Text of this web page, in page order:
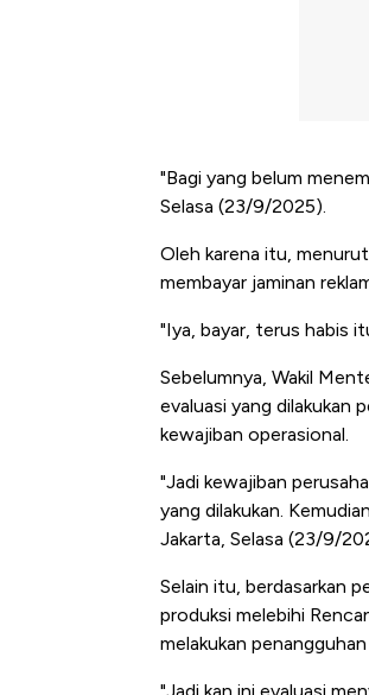
"Bagi yang belum
Selasa (23/9/2025).
Oleh karena itu,
membayar jaminan
"Iya, bayar, terus habis
Sebelumnya, Wakil
evaluasi yang dilakukan
kewajiban operasional.
"Jadi kewajiban
yang dilakukan.
Jakarta, Selasa (23/9/
Selain itu, berdasarkan
produksi melebihi
melakukan